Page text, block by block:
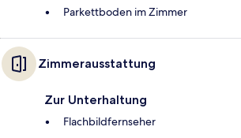
Parkettboden im Zimmer
Zimmerausstattung
Zur Unterhaltung
Flachbildfernseher